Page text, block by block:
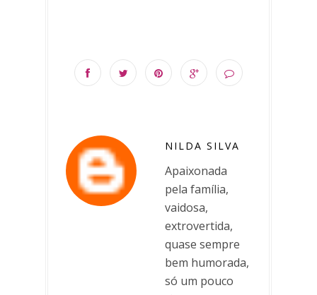
NILDA SILVA
Apaixonada
pela família,
vaidosa,
extrovertida,
quase sempre
bem humorada,
só um pouco